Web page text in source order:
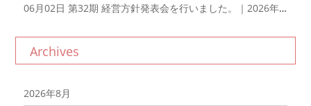
06月02日 第32期 経営方針発表会を行いました。｜2026年6月2日
Archives
2026年8月